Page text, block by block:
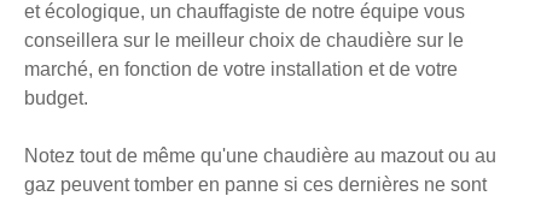
et écologique, un chauffagiste de notre équipe vous
conseillera sur le meilleur choix de chaudière sur le
marché, en fonction de votre installation et de votre
budget.
Notez tout de même qu'une chaudière au mazout ou au
gaz peuvent tomber en panne si ces dernières ne sont